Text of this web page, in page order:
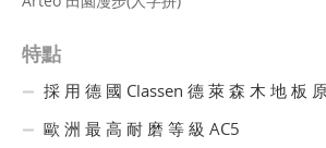
特點
採 用 德 國 Classen 德 萊 森 木 地 板
歐 洲 最 高 耐 磨 等 級 AC5